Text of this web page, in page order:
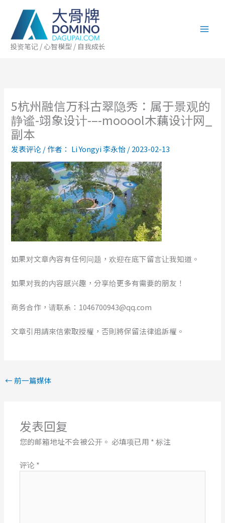
投资笔记 / 心智模型 / 自我成长
5杭州融信万科古翠隐秀：属于景观的
静谧-翊象设计-–-mooool木藕设计网_
副本
发表评论/ 作者： Li Yongyi 李永怡/2023-02-13
如果对文章內容有任何问题，欢迎在底下留言让我知道。
如果对我的内容感兴趣，分享给更多有需要的朋友！
商务合作，请联系：1046700943@qq.com
文章引用請來信索取授權，否則將保留法律追訴權。
← 前一篇媒体
发表回复
您的邮箱地址不会被公开。 必填项已用 *标注
评论 *